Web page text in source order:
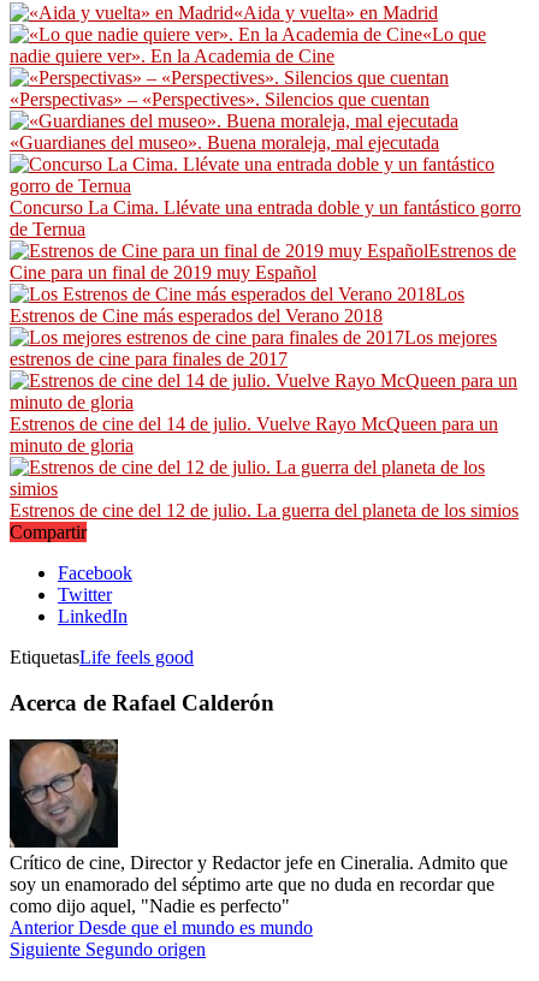
«Aida y vuelta» en Madrid
«Lo que
nadie quiere ver». En la Academia de Cine
«Perspectivas» – «Perspectives». Silencios que cuentan
«Guardianes del museo». Buena moraleja, mal ejecutada
Concurso La Cima. Llévate una entrada doble y un fantástico gorro
de Ternua
Estrenos de
Cine para un final de 2019 muy Español
Los
Estrenos de Cine más esperados del Verano 2018
Los mejores
estrenos de cine para finales de 2017
Estrenos de cine del 14 de julio. Vuelve Rayo McQueen para un
minuto de gloria
Estrenos de cine del 12 de julio. La guerra del planeta de los simios
Compartir
Facebook
Twitter
LinkedIn
EtiquetasLife feels good
Acerca de Rafael Calderón
Crítico de cine, Director y Redactor jefe en Cineralia. Admito que
soy un enamorado del séptimo arte que no duda en recordar que
como dijo aquel, "Nadie es perfecto"
AnteriorDesde que el mundo es mundo
Siguiente Segundo origen